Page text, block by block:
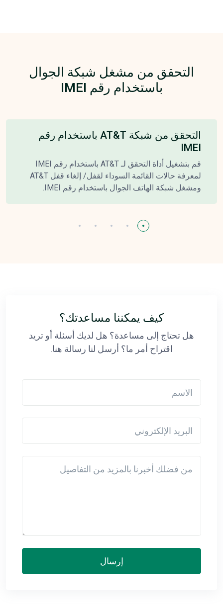
التحقق من مشغل شبكة الجوال
باستخدام رقم IMEI
التحقق من شبكة AT&T باستخدام رقم
IMEI
قم بتشغيل أداة التحقق لـ AT&T باستخدام رقم IMEI
لمعرفة حالات القائمة السوداء لقفل/ إلغاء قفل AT&T
ومشغل شبكة الهاتف الجوال باستخدام رقم IMEI.
كيف يمكننا مساعدتك؟
هل تحتاج إلى مساعدة؟ هل لديك أسئلة أو تريد
اقتراح أمر ما؟ أرسل لنا رسالة هنا.
إرسال